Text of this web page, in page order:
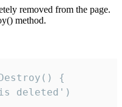
removed from the page.
method.
{
deleted')